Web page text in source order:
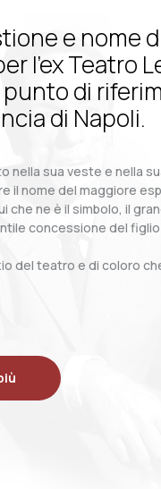
e nome
l’ex Teatro
di
di Napoli.
nella sua veste e nella
il nome del maggiore
che ne è il simbolo, il
concessione del figlio
del teatro e di coloro